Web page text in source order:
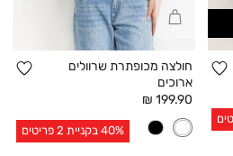
הוספה
למועדפים
קנייה
מהירה
חולצה מכופתרת שרוולים
ארוכים
מחיר
אחרי
הנחה
199.90 ₪
40% בקניית 2 פריטים